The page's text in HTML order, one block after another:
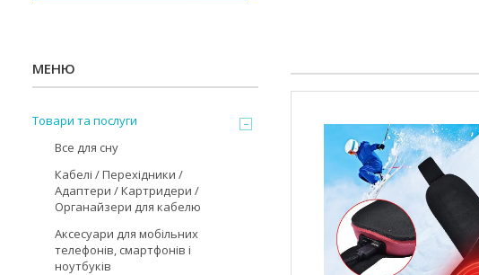
Товари та послуги
Все для сну
Кабелі / Перехідники /
Адаптери / Картридери /
Органайзери для кабелю
Аксесуари для мобільних
телефонів, смартфонів і
ноутбуків